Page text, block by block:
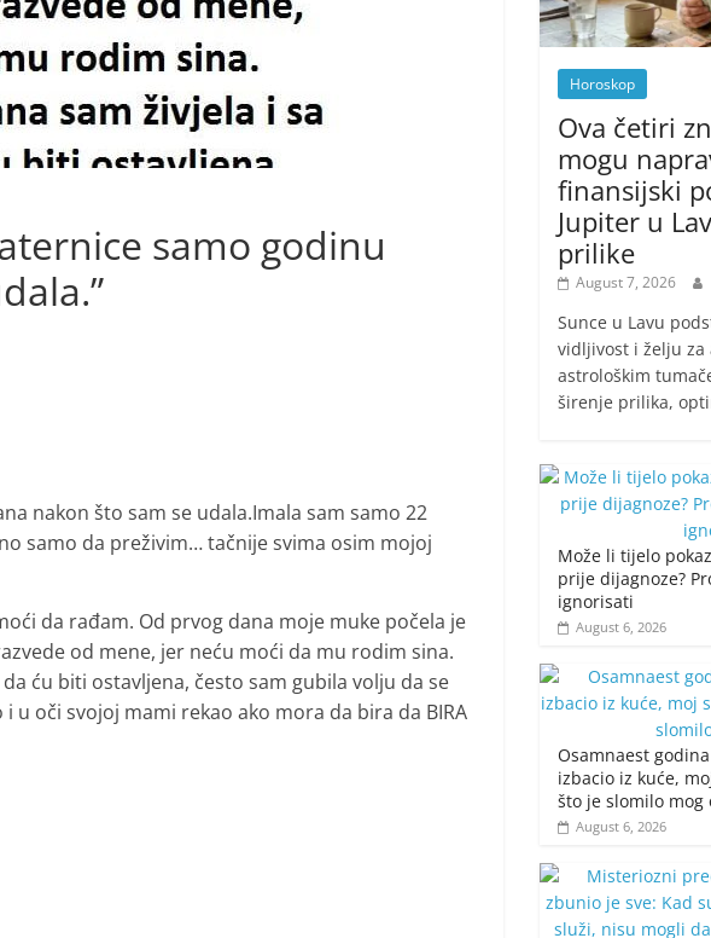
samo godinu
nakon što sam se udala.Imala sam samo 22
samo da preživim… tačnije svima osim mojoj
da rađam. Od prvog dana moje muke počela je
od mene, jer neću moći da mu rodim sina.
ću biti ostavljena, često sam gubila volju da se
u oči svojoj mami rekao ako mora da bira da BIRA
Horoskop
Ova četiri
mogu
finansijski
Jupiter u
prilike
August 7, 2026
Sunce u Lavu
vidljivost i želju za
astrološkim
širenje prilika,
Može li tijelo
prije dijagnoze?
ignorisati
August 6, 2026
Osamnaest
izbacio iz kuće,
što je slomilo mog
August 6, 2026